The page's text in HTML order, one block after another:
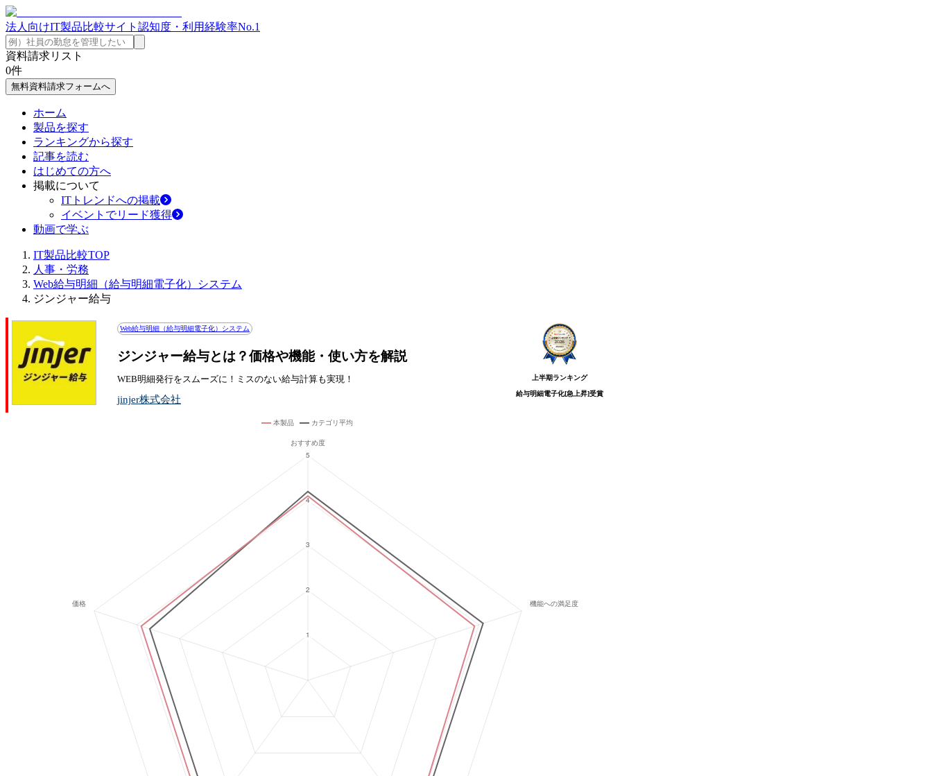
法人向けIT製品比較サイト 認知度・利用経験率No.1
資料請求リスト
0件
無料資料請求フォームへ
ホーム
製品を探す
ランキングから探す
記事を読む
はじめての方へ
掲載について
ITトレンドへの掲載
イベントでリード獲得
動画で学ぶ
IT製品比較TOP
人事・労務
Web給与明細（給与明細電子化）システム
ジンジャー給与
Web給与明細（給与明細電子化）システム
ジンジャー給与とは？価格や機能・使い方を解説
WEB明細発行をスムーズに！ミスのない給与計算も実現！
jinjer株式会社
上半期ランキング
給与明細電子化[急上昇]受賞